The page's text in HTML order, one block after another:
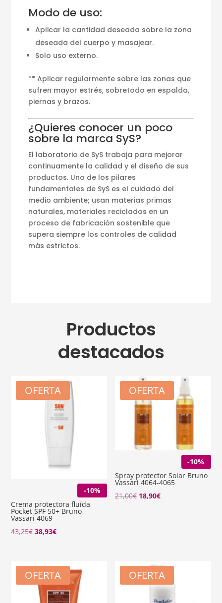
Modo de uso:
Aplicar la cantidad deseada sobre la zona
deseada del cuerpo y masajear.
Solo uso externo.
** Aplicar regularmente sobre las zonas que
sufren mayor estrés, sobretodo en espalda,
piernas y brazos.
¿Quieres conocer un poco
sobre la marca SyS?
El laboratorio de SyS trabaja para mejorar
continuamente la calidad y el diseño de sus
productos. Uno de los pilares
fundamentales de SyS es el cuidado del
medio ambiente; usan materias primas
naturales, materiales reciclados en un
proceso de fabricación sostenible que
supera siempre los controles de calidad
más estrictos.
Productos
destacados
OFERTA
-10%
Crema protectora fluída
Pocket SPF 50+ Bruno
Vassari 4069
43,25€El
38,93€El
38,93€.
OFERTA
-10%
Spray protector Solar Bruno
Vassari 4064-4065
21,00€ El
18,90€El
OFERTA OFERTA